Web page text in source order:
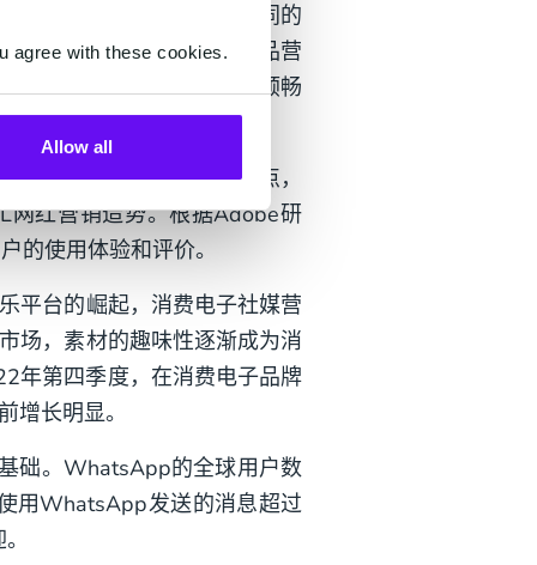
agree with these cookies.
Allow all
买决策前，往往会通过不同的
研究和对比。对于3C产品营
到作出购买决策，需要更顺畅
道。在产品阶段上新的节点，
网红营销造势。根据Adobe研
的使用体验和评价。
平台的崛起，消费电子社媒营
场，素材的趣味性逐渐成为消
年第四季度，在消费电子品牌
增长明显。
础。WhatsApp的全球用户数
用WhatsApp发送的消息超过